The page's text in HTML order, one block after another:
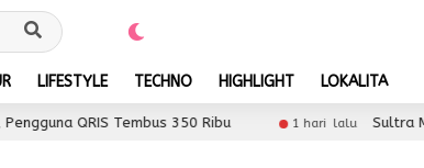
LIFESTYLE TECHNO HIGHLIGHT LOKALITA
350 Ribu 1 hari lalu Sultra Maimo 2026